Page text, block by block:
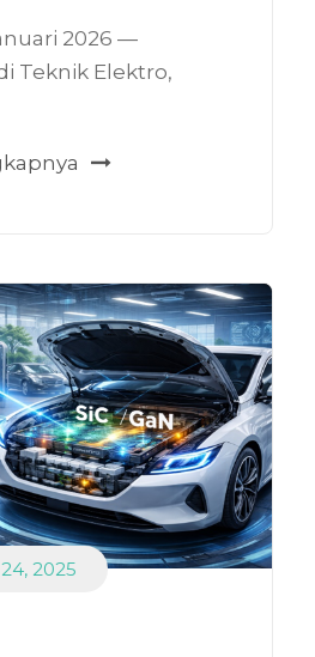
2026 —
Teknik Elektro,
2025